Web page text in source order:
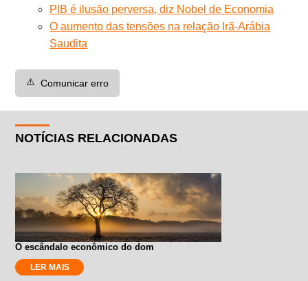
PIB é ilusão perversa, diz Nobel de Economia
O aumento das tensões na relação Irã-Arábia
Saudita
⚠️ Comunicar erro
NOTÍCIAS RELACIONADAS
O escândalo econômico do dom
LER MAIS